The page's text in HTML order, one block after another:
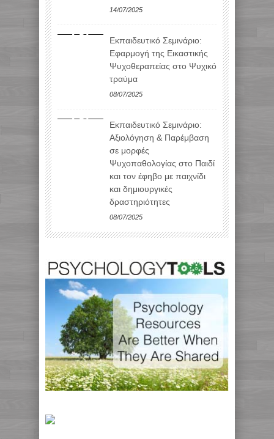
14/07/2025
Εκπαιδευτικό Σεμινάριο:
Εφαρμογή της Εικαστικής
Ψυχοθεραπείας στο Ψυχικό
τραύμα
08/07/2025
Εκπαιδευτικό Σεμινάριο:
Αξιολόγηση & Παρέμβαση
σε μορφές
Ψυχοπαθολογίας στο Παιδί
και τον έφηβο με παιχνίδι
και δημιουργικές
δραστηριότητες
08/07/2025